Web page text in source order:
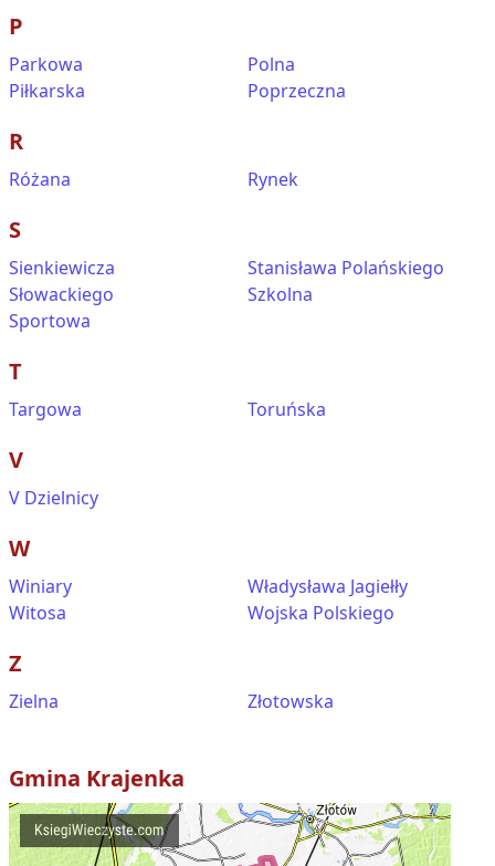
P
Parkowa
Piłkarska
Polna
Poprzeczna
R
Różana Rynek
S
Sienkiewicza
Słowackiego
Sportowa
Stanisława Polańskiego
Szkolna
T
Targowa Toruńska
V
V Dzielnicy
W
Winiary
Witosa
Władysława Jagiełły
Wojska Polskiego
Z
Zielna Złotowska
Gmina Krajenka